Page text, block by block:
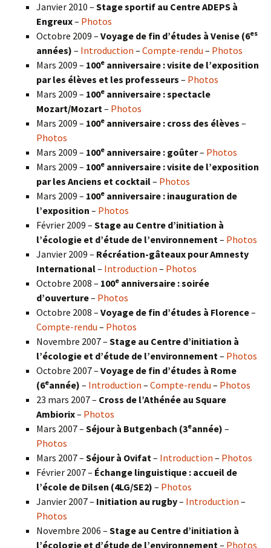
Janvier 2010 – Stage sportif au Centre ADEPS à
Engreux– Photos
Octobre 2009 – Voyage de fin d’études à Venise (6es
années) – Introduction – Compte-rendu – Photos
Mars 2009 – 100e anniversaire : visite de l’exposition
par les élèves et les professeurs – Photos
Mars 2009 – 100e anniversaire : spectacle
Mozart/Mozart– Photos
Mars 2009 – 100e anniversaire : cross des élèves –
Photos
Mars 2009 – 100e anniversaire : goûter– Photos
Mars 2009 – 100e anniversaire : visite de l’exposition
par les Anciens et cocktail– Photos
Mars 2009 – 100e anniversaire : inauguration de
l’exposition – Photos
Février 2009 – Stage au Centre d’initiation à
l’écologie et d’étude de l’environnement– Photos
Janvier 2009 – Récréation-gâteaux pour Amnesty
International– Introduction – Photos
Octobre 2008 – 100e anniversaire : soirée
d’ouverture– Photos
Octobre 2008 – Voyage de fin d’études à Florence–
Compte-rendu – Photos
Novembre 2007 – Stage au Centre d’initiation à
l’écologie et d’étude de l’environnement– Photos
Octobre 2007 – Voyage de fin d’études à Rome
(6eannée) – Introduction – Compte-rendu – Photos
23 mars 2007 – Cross de l’Athénée au Square
Ambiorix– Photos
Mars 2007 – Séjour à Butgenbach (3eannée) –
Photos
Mars 2007 – Séjour à Ovifat– Introduction – Photos
Février 2007 – Échange linguistique : accueil de
l’école de Dilsen (4LG/SE2) – Photos
Janvier 2007 – Initiation au rugby– Introduction –
Photos
Novembre 2006 – Stage au Centre d’initiation à
l’écologie et d’étude de l’environnement – Photos